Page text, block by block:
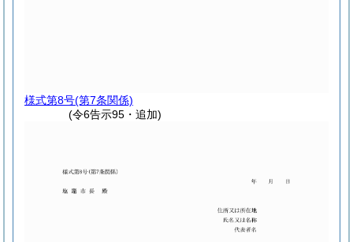
様式第8号(第7条関係)
(令6告示95・追加)